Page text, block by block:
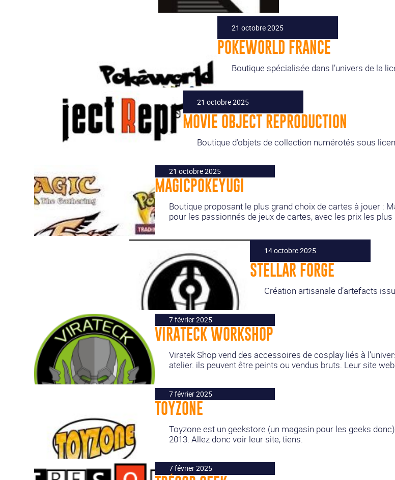
21 octobre 2025
POKEWORLD FRANCE
Boutique spécialisée dans l’univers de la
21 octobre 2025
MOVIE OBJECT REPRODUCTION
Boutique d’objets de collection numérotés sous
21 octobre 2025
MAGICPOKEYUGI
Boutique proposant le plus grand choix de cartes à jouer :
pour les passionnés de jeux de cartes, avec les prix les
14 octobre 2025
STELLAR FORGE
Création artisanale d’artefacts
7 février 2025
VIRATECK WORKSHOP
Viratek Shop vend des accessoires de cosplay liés à
atelier. ils peuvent être peints ou vendus bruts. Leur site
7 février 2025
TOYZONE
Toyzone est un geekstore (un magasin pour les geeks
2013. Allez donc voir leur site, tiens.
7 février 2025